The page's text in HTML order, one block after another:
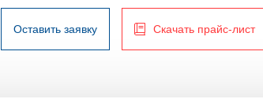
Оставить заявку Скачать прайс-лист